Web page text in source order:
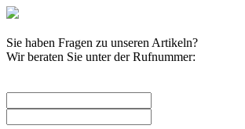
Sie haben Fragen zu unseren Artikeln?
Wir beraten Sie unter der Rufnummer: